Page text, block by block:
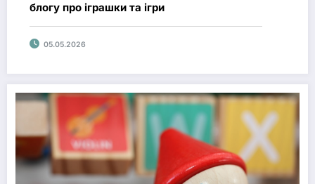
блогу про іграшки та ігри
05.05.2026